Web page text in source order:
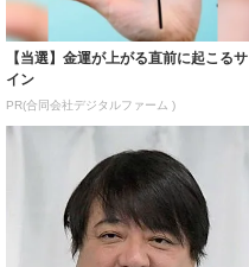
【当選】金運が上がる直前に起こるサ
イン
PR(合同会社デジタルファーム )